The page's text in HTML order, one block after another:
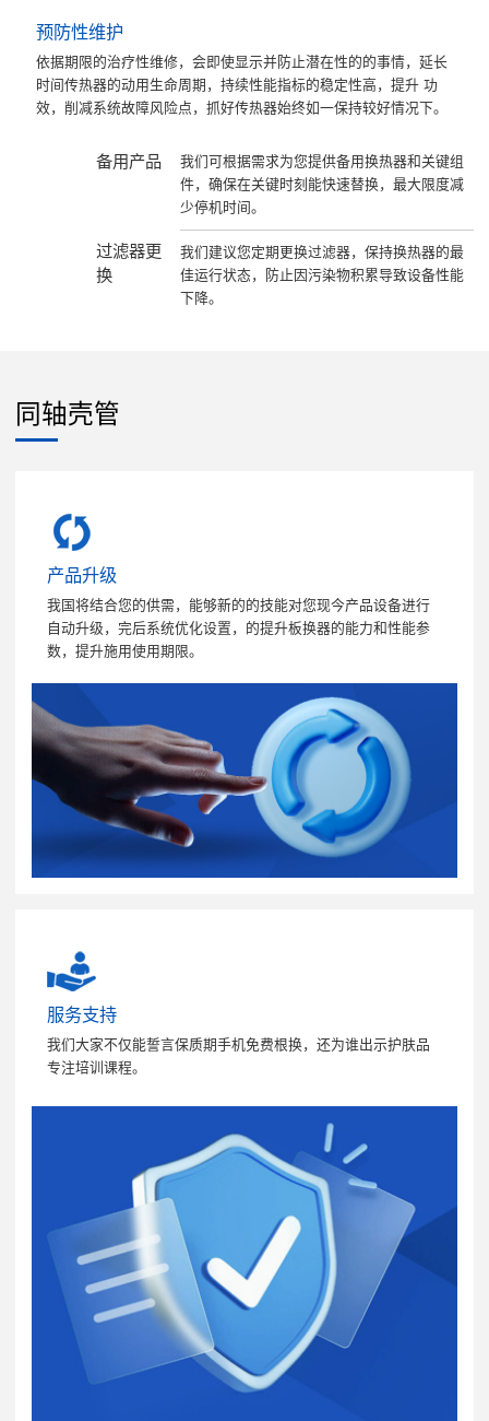
预防性维护
依据期限的治疗性维修，会即使显示并防止潜在性的的事情，延长
时间传热器的动用生命周期，持续性能指标的稳定性高，提升 功
效，削减系统故障风险点，抓好传热器始终如一保持较好情况下。
备用产品
我们可根据需求为您提供备用换热器和关键组
件，确保在关键时刻能快速替换，最大限度减
少停机时间。
过滤器更
换
我们建议您定期更换过滤器，保持换热器的最
佳运行状态，防止因污染物积累导致设备性能
下降。
同轴壳管
产品升级
我国将结合您的供需，能够新的的技能对您现今产品设备进行
自动升级，完后系统优化设置，的提升板换器的能力和性能参
数，提升施用使用期限。
服务支持
我们大家不仅能誓言保质期手机免费根换，还为谁出示护肤品
专注培训课程。